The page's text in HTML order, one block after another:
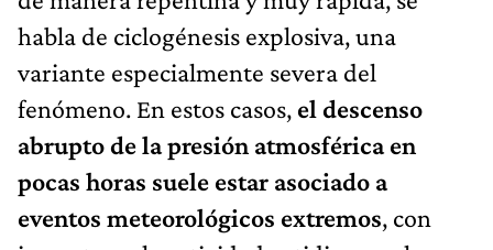
habla de ciclogénesis explosiva, una
variante especialmente severa del
fenómeno. En estos casos, el descenso
abrupto de la presión atmosférica en
pocas horas suele estar asociado a
eventos meteorológicos extremos, con